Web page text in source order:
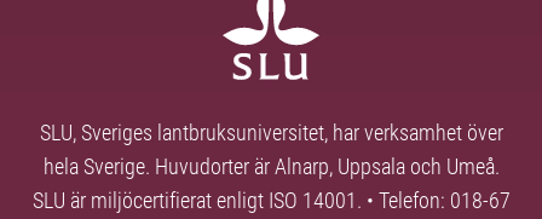
SLU, Sveriges lantbruksuniversitet, har verksamhet över
hela Sverige. Huvudorter är Alnarp, Uppsala och Umeå.
SLU är miljöcertifierat enligt ISO 14001. • Telefon: 018-67